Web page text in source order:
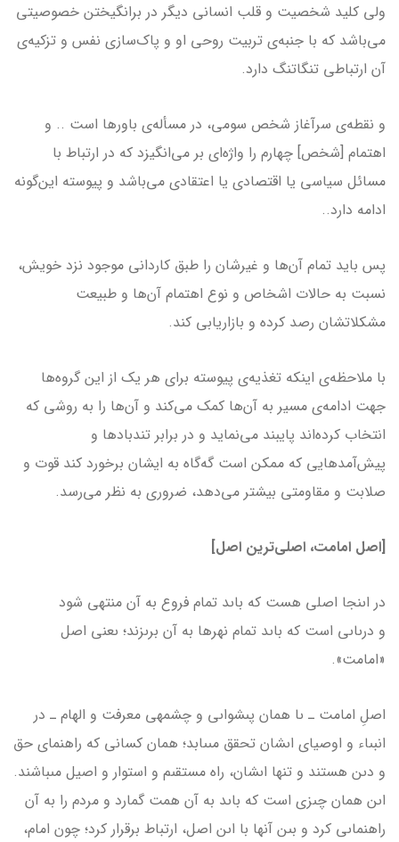
ولی کلید شخصیت و قلب انسانی دیگر در برانگیختن خصوصیتی
می‌باشد که با جنبه‌ی تربیت روحی او و پاک‌سازی نفس و تزکیه‌ی
آن ارتباطی تنگاتنگ دارد.
و نقطه‌ی سرآغاز شخص سومی، در مسأله‌ی باورها است .. و
اهتمام [شخص] چهارم را واژه‌ای بر می‌انگیزد که در ارتباط با
مسائل سیاسی یا اقتصادی یا اعتقادی می‌باشد و پیوسته این‌گونه
ادامه دارد..
پس باید تمام آن‌ها و غیرشان را طبق کاردانی موجود نزد خویش،
نسبت به حالات اشخاص و نوع اهتمام آن‌ها و طبیعت
مشکلاتشان رصد کرده و بازاریابی کند.
با ملاحظه‌ی اینکه تغذیه‌ی پیوسته برای هر یک از این گروه‌ها
جهت ادامه‌ی مسیر به آن‌ها کمک می‌کند و آن‌ها را به روشی که
انتخاب کرده‌اند پایبند می‌نماید و در برابر تندبادها و
پیش‌آمدهایی که ممکن است گه‌گاه به ایشان برخورد کند قوت و
صلابت و مقاومتی بیشتر می‌دهد، ضروری به نظر می‌رسد.
[اصل امامت، اصلی‌­ترین اصل]
در اىنجا اصلى هست که باىد تمام فروع به آن منتهى شود
و درىاىى است که باىد تمام نهرها به آن برىزند؛ ىعنى اصل
«امامت».
اصلِ امامت ـ ىا همان پىشواىى و چشمه­ى معرفت و الهام ـ در
انبىاء و اوصیاى اىشان تحقق مى­ىابد؛ همان کسانى که راهنماى حق
و دىن هستند و تنها اىشان، راه مستقىم و استوار و اصیل مى­باشند.
اىن همان چىزى است که باىد به آن همت گمارد و مردم را به آن
راهنماىى کرد و بىن آن­ها با اىن اصل، ارتباط برقرار کرد؛ چون امام،